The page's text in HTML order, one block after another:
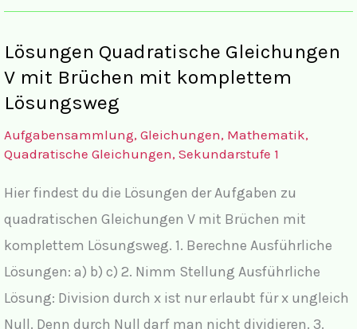
Gleichungen
mit
Brüchen
Lösungen Quadratische Gleichungen
V mit Brüchen mit komplettem
Lösungsweg
Aufgabensammlung, Gleichungen, Mathematik,
Quadratische Gleichungen, Sekundarstufe 1
Hier findest du die Lösungen der Aufgaben zu
quadratischen Gleichungen V mit Brüchen mit
komplettem Lösungsweg. 1. Berechne Ausführliche
Lösungen: a) b) c) 2. Nimm Stellung Ausführliche
Lösung: Division durch x ist nur erlaubt für x ungleich
Null. Denn durch Null darf man nicht dividieren. 3.